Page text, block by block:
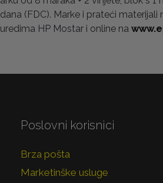
dana (FDC). Marke i prateći
uredima HP Mostar i online na
Poslovni korisnici
Brza pošta
Marketinške usluge